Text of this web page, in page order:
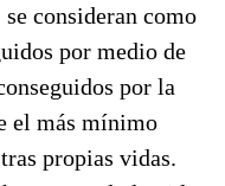
consideran como
por medio de
por la
el más mínimo
propias vidas.